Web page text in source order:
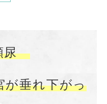
尿
が垂れ下がっ